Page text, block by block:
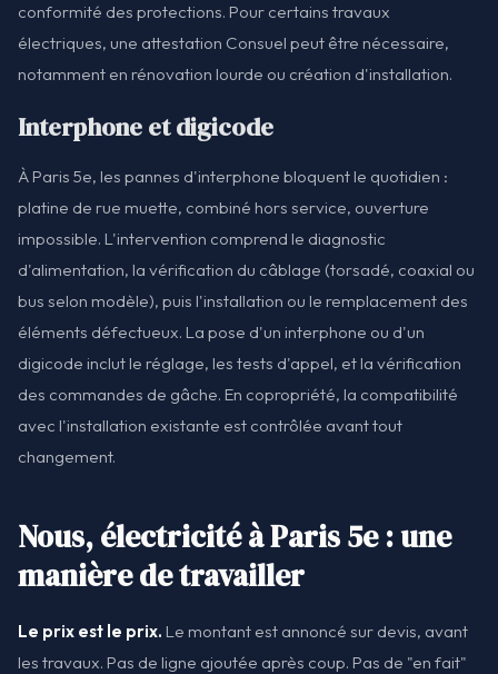
conformité des protections. Pour certains travaux
électriques, une attestation Consuel peut être nécessaire,
notamment en rénovation lourde ou création d'installation.
Interphone et digicode
À Paris 5e, les pannes d'interphone bloquent le quotidien :
platine de rue muette, combiné hors service, ouverture
impossible. L'intervention comprend le diagnostic
d'alimentation, la vérification du câblage (torsadé, coaxial ou
bus selon modèle), puis l'installation ou le remplacement des
éléments défectueux. La pose d'un interphone ou d'un
digicode inclut le réglage, les tests d'appel, et la vérification
des commandes de gâche. En copropriété, la compatibilité
avec l'installation existante est contrôlée avant tout
changement.
Nous, électricité à Paris 5e : une
manière de travailler
Le prix est le prix. Le montant est annoncé sur devis, avant
les travaux. Pas de ligne ajoutée après coup. Pas de "en fait"